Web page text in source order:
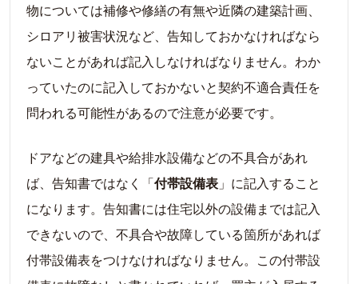
物については補修や修繕の有無や近隣の建築計画、
シロアリ被害状況など、告知しておかなければなら
ないことがあれば記入しなければなりません。わか
っていたのに記入しておかないと契約不適合責任を
問われる可能性があるので注意が必要です。
ドアなどの建具や給排水設備などの不具合があれ
ば、告知書ではなく「付帯設備表 」に記入すること
になります。告知書には住宅以外の設備までは記入
できないので、不具合や故障している箇所があれば
付帯設備表をつけなければなりません。この付帯設